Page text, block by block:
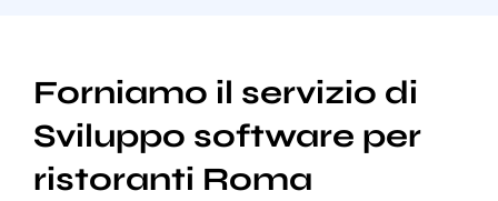
Forniamo il servizio di
Sviluppo software per
ristoranti Roma